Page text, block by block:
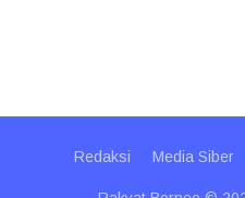
Redaksi Media Siber